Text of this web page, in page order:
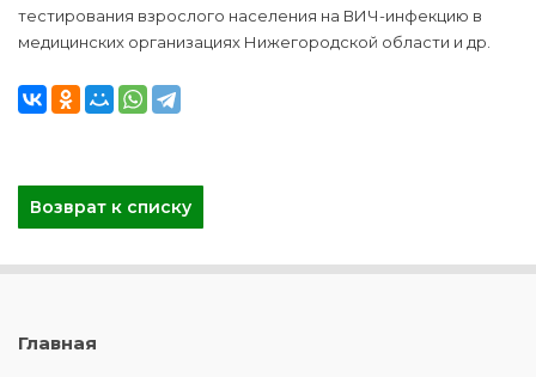
тестирования взрослого населения на ВИЧ-инфекцию в
медицинских организациях Нижегородской области и др.
Возврат к списку
Главная